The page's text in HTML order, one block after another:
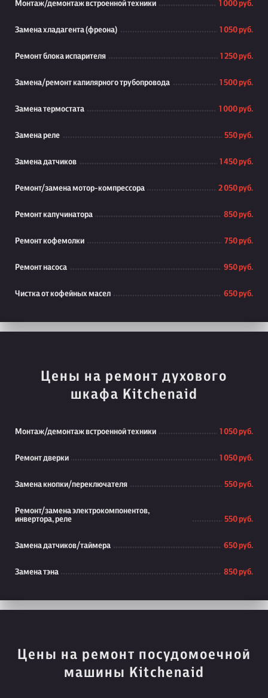
Монтаж/демонтаж встроенной техники 1 000 руб.
Замена хладагента (фреона) 1 050 руб.
Ремонт блока испарителя 1 250 руб.
Замена/ремонт капилярного трубопровода 1 500 руб.
Замена термостата 1 000 руб.
Замена реле 550 руб.
Замена датчиков 1 450 руб.
Ремонт/замена мотор-компрессора 2 050 руб.
Ремонт капучинатора 850 руб.
Ремонт кофемолки 750 руб.
Ремонт насоса 950 руб.
Чистка от кофейных масел 650 руб.
Цены на ремонт духового
шкафа Kitchenaid
Монтаж/демонтаж встроенной техники 1 050 руб.
Ремонт дверки 1 050 руб.
Замена кнопки/переключателя 550 руб.
Ремонт/замена электрокомпонентов,
инвертора, реле
550 руб.
Замена датчиков/таймера 650 руб.
Замена тэна 850 руб.
Цены на ремонт посудомоечной
машины Kitchenaid